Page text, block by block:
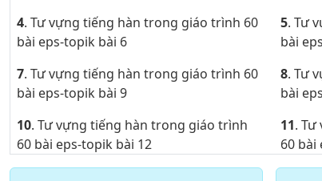
4. Tư vựng tiếng hàn trong giáo trình 60
bài eps-topik bài 6
5. Tư
bài
7. Tư vựng tiếng hàn trong giáo trình 60
bài eps-topik bài 9
8. Tư
bài
10. Tư vựng tiếng hàn trong giáo trình
60 bài eps-topik bài 12
11.
60 bài